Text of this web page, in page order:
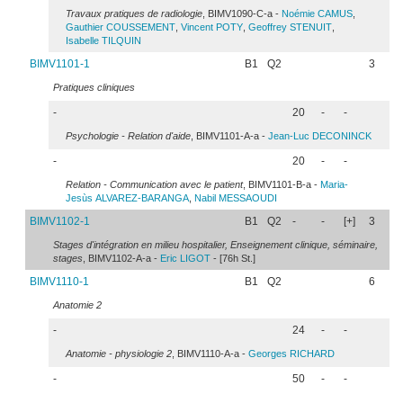
Travaux pratiques de radiologie , BIMV1090-C-a - Noémie CAMUS
Gauthier COUSSEMENT Vincent POTY Geoffrey STENUIT
Isabelle TILQUIN
BIMV1101-1 B1 Q2 3
Pratiques cliniques
- 20 - -
Psychologie - Relation d'aide , BIMV1101-A-a - Jean-Luc DECONINCK
- 20 - -
Relation - Communication avec le patient, BIMV1101-B-a - Maria-
Jesùs ALVAREZ-BARANGA Nabil MESSAOUDI
BIMV1102-1 B1 Q2 - - [+] 3
Stages d'intégration en milieu hospitalier, Enseignement clinique, séminaire,
stages , BIMV1102-A-a - Eric LIGOT - [76h St.]
BIMV1110-1 B1 Q2 6
Anatomie 2
- 24 - -
Anatomie - physiologie 2 , BIMV1110-A-a - Georges RICHARD
- 50 - -